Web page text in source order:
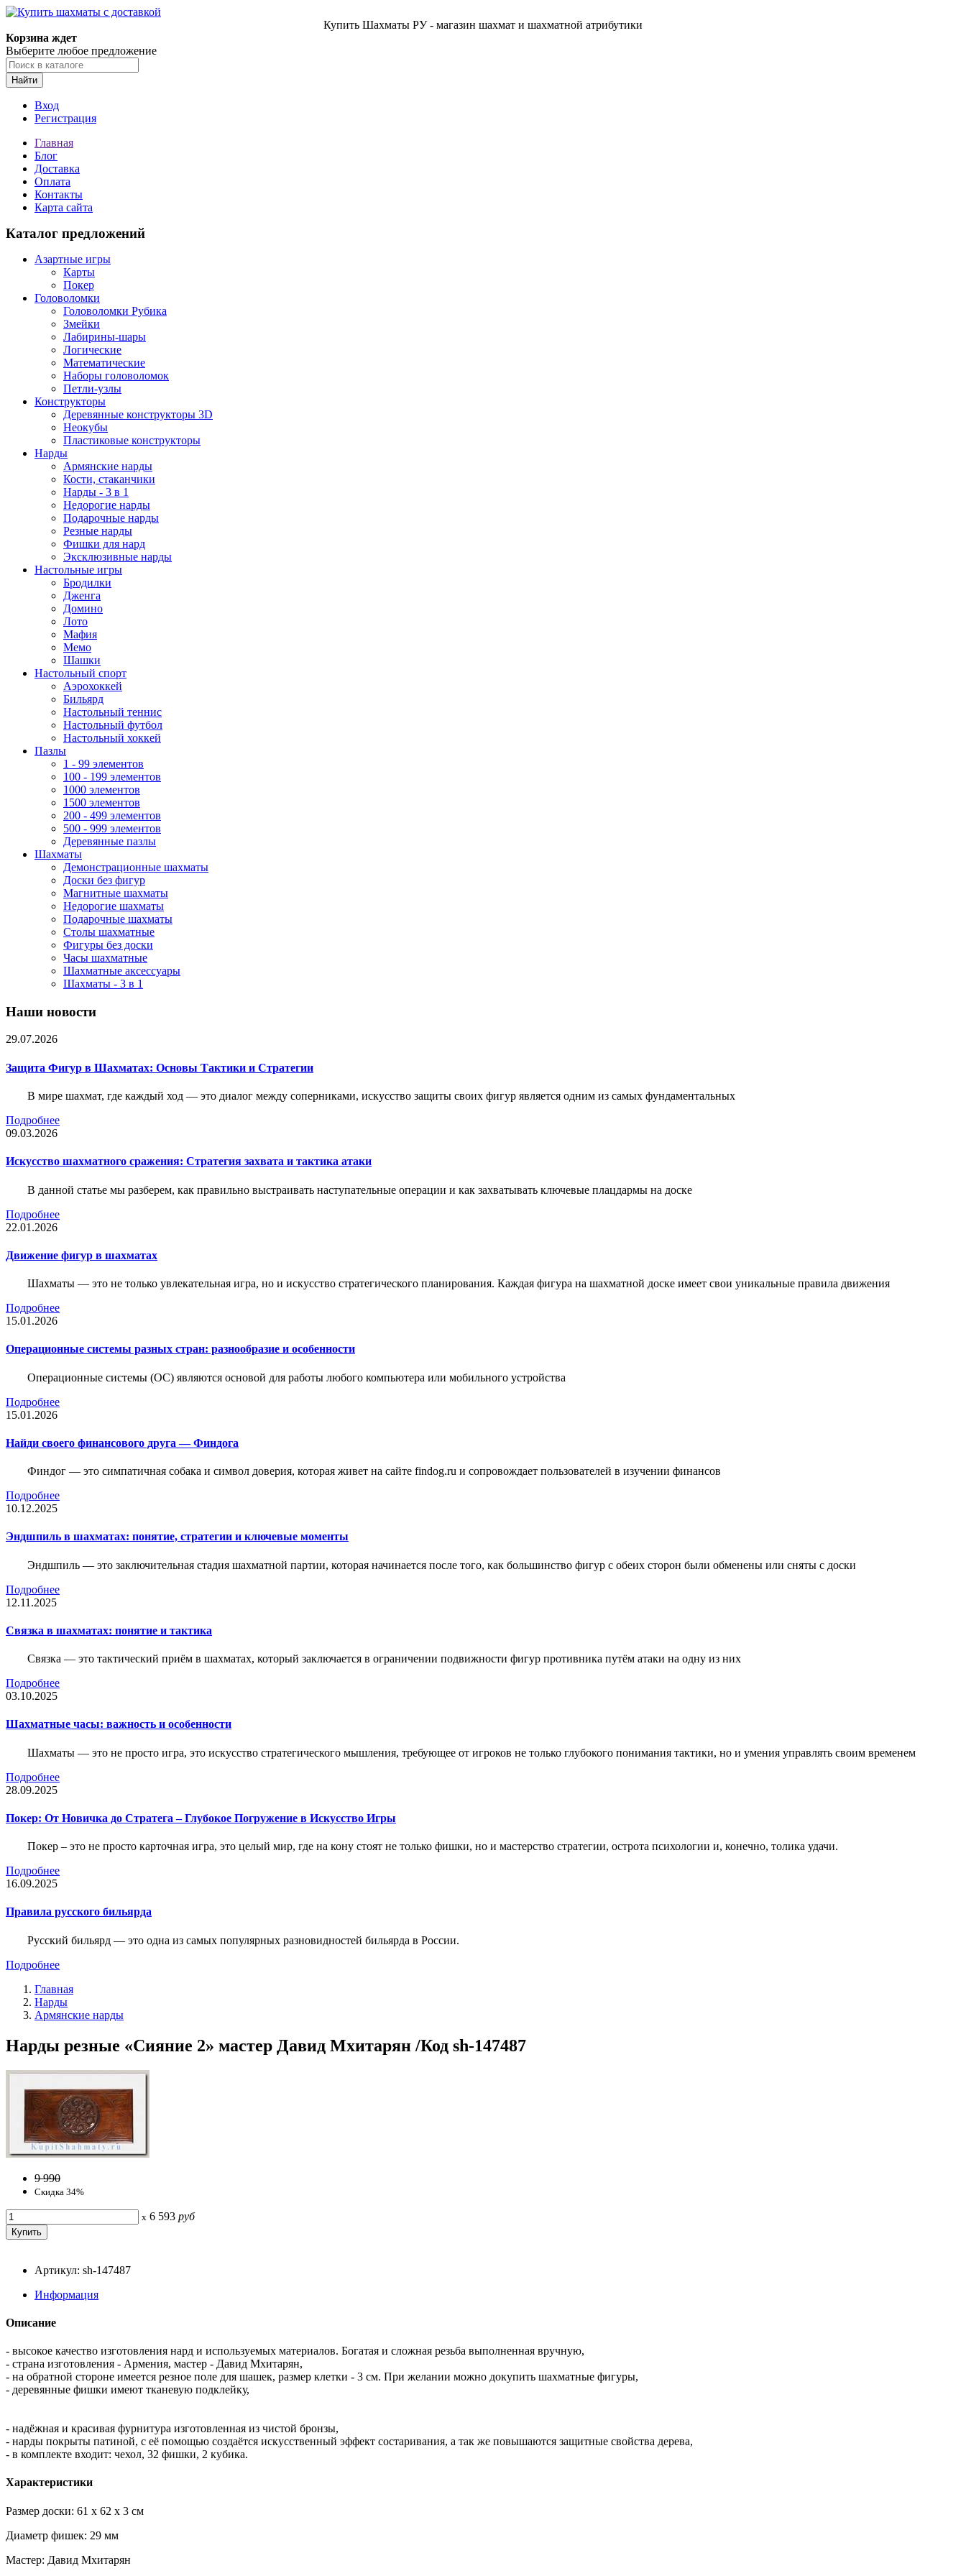
Купить Шахматы РУ - магазин шахмат и шахматной атрибутики
Корзина ждет
Выберите любое предложение
Найти
Вход
Регистрация
Главная
Блог
Доставка
Оплата
Контакты
Карта сайта
Каталог предложений
Азартные игры
Карты
Покер
Головоломки
Головоломки Рубика
Змейки
Лабирины-шары
Логические
Математические
Наборы головоломок
Петли-узлы
Конструкторы
Деревянные конструкторы 3D
Неокубы
Пластиковые конструкторы
Нарды
Армянские нарды
Кости, стаканчики
Нарды - 3 в 1
Недорогие нарды
Подарочные нарды
Резные нарды
Фишки для нард
Эксклюзивные нарды
Настольные игры
Бродилки
Дженга
Домино
Лото
Мафия
Мемо
Шашки
Настольный спорт
Аэрохоккей
Бильярд
Настольный теннис
Настольный футбол
Настольный хоккей
Пазлы
1 - 99 элементов
100 - 199 элементов
1000 элементов
1500 элементов
200 - 499 элементов
500 - 999 элементов
Деревянные пазлы
Шахматы
Демонстрационные шахматы
Доски без фигур
Магнитные шахматы
Недорогие шахматы
Подарочные шахматы
Столы шахматные
Фигуры без доски
Часы шахматные
Шахматные аксессуары
Шахматы - 3 в 1
Наши новости
29.07.2026
Защита Фигур в Шахматах: Основы Тактики и Стратегии
В мире шахмат, где каждый ход — это диалог между соперниками, искусство защиты своих фигур является одним из самых фундаментальных
Подробнее
09.03.2026
Искусство шахматного сражения: Стратегия захвата и тактика атаки
В данной статье мы разберем, как правильно выстраивать наступательные операции и как захватывать ключевые плацдармы на доске
Подробнее
22.01.2026
Движение фигур в шахматах
Шахматы — это не только увлекательная игра, но и искусство стратегического планирования. Каждая фигура на шахматной доске имеет свои уникальные правила движения
Подробнее
15.01.2026
Операционные системы разных стран: разнообразие и особенности
Операционные системы (ОС) являются основой для работы любого компьютера или мобильного устройства
Подробнее
15.01.2026
Найди своего финансового друга — Финдога
Финдог — это симпатичная собака и символ доверия, которая живет на сайте findog.ru и сопровождает пользователей в изучении финансов
Подробнее
10.12.2025
Эндшпиль в шахматах: понятие, стратегии и ключевые моменты
Эндшпиль — это заключительная стадия шахматной партии, которая начинается после того, как большинство фигур с обеих сторон были обменены или сняты с доски
Подробнее
12.11.2025
Связка в шахматах: понятие и тактика
Связка — это тактический приём в шахматах, который заключается в ограничении подвижности фигур противника путём атаки на одну из них
Подробнее
03.10.2025
Шахматные часы: важность и особенности
Шахматы — это не просто игра, это искусство стратегического мышления, требующее от игроков не только глубокого понимания тактики, но и умения управлять своим временем
Подробнее
28.09.2025
Покер: От Новичка до Стратега – Глубокое Погружение в Искусство Игры
Покер – это не просто карточная игра, это целый мир, где на кону стоят не только фишки, но и мастерство стратегии, острота психологии и, конечно, толика удачи.
Подробнее
16.09.2025
Правила русского бильярда
Русский бильярд — это одна из самых популярных разновидностей бильярда в России.
Подробнее
Главная
Нарды
Армянские нарды
Нарды резные «Сияние 2» мастер Давид Мхитарян /Код sh-147487
9 990
Скидка 34%
x 6 593 руб
Артикул: sh-147487
Информация
Описание
- высокое качество изготовления нард и используемых материалов. Богатая и сложная резьба выполненная вручную,
- страна изготовления - Армения, мастер - Давид Мхитарян,
- на обратной стороне имеется резное поле для шашек, размер клетки - 3 см. При желании можно докупить шахматные фигуры,
- деревянные фишки имеют тканевую подклейку,
- надёжная и красивая фурнитура изготовленная из чистой бронзы,
- нарды покрыты патиной, с её помощью создаётся искусственный эффект состаривания, а так же повышаются защитные свойства дерева,
- в комплекте входит: чехол, 32 фишки, 2 кубика.
Характеристики
Размер доски: 61 x 62 x 3 см
Диаметр фишек: 29 мм
Мастер: Давид Мхитарян